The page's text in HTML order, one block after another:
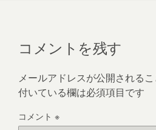
コメントを残す
メールアドレスが公開されるこ
付いている欄は必須項目です
コメント ※